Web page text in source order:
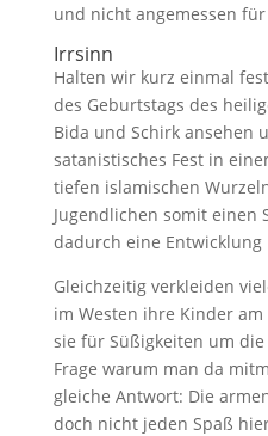
und nicht angemessen
Irrsinn
Halten wir kurz einmal
des Geburtstags des
Bida und Schirk ansehen
satanistisches Fest in
tiefen islamischen
Jugendlichen somit einen
dadurch eine Entwicklung
Gleichzeitig verkleiden
im Westen ihre Kinder
sie für Süßigkeiten um
Frage warum man da
gleiche Antwort: Die
doch nicht jeden Spaß